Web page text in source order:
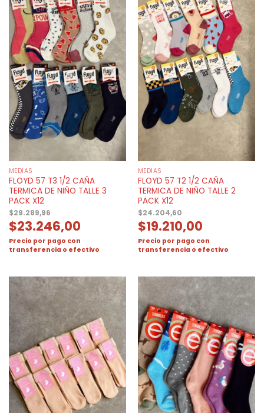
MEDIAS
FLOYD 57 T3 1/2 CAÑA
TERMICA DE NIÑO TALLE 3
PACK X12
$29.289,96
$23.246,00
Precio por pago con
transferencia o efectivo
MEDIAS
FLOYD 57 T2 1/2 CAÑA
TERMICA DE NIÑO TALLE 2
PACK X12
$24.204,60
$19.210,00
Precio por pago con
transferencia o efectivo